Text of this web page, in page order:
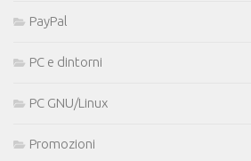
PayPal
PC e dintorni
PC GNU/Linux
Promozioni